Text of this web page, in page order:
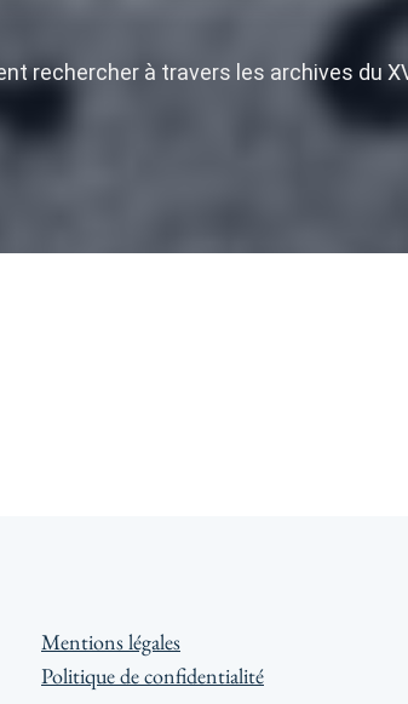
rechercher à travers les archives du
Mentions légales
Politique de confidentialité